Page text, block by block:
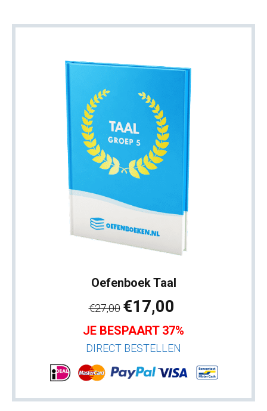
Oefenboek Taal
€27,00 €17,00
JE BESPAART 37%
DIRECT BESTELLEN